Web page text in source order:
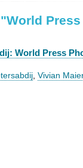
World Press
Vivian Maier